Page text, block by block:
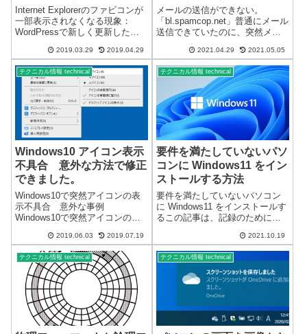
れない
Internet Explorerのファビコンが
一部表示されなくなる現象：
WordPressで新しく更新したサ
Windows10 Internet Explorerの
Favicon表示の不具合は以前から
ありました。...
2019.03.29 2019.04.29
メールの送信ができない。
「bl.spamcop.net」普通にメール
送信できていたのに、突然メー
きなくなることがあります。原
因送信元のメール関連サーバー
がブラックリストに載ってしま
ったため、受信側のメールサー
バー...
2021.04.29 2021.05.05
テクニカル情報 technical
Windows10 アイコン表示
不具合 意外な方法で修正
できました。
Windows10で突然アイコンの表
示不具合 意外な事例
Windows10で突然アイコンの表
わったアイコン↓正常なアイコン
↓ 一般的にアイコン表示不具
合は通常、一旦セーフモードで
起動後、再起動ですぐに修正出
来ま...
2019.06.03 2019.07.19
テクニカル情報 technical
要件を満たしていないパソ
コンに Windows11 をイン
ストールする方法
要件を満たしていないパソコン
に Windows11 をインストールす
るこの記事は、記録のために記
は、サポート対象外になるなど
を理解した上で全て自己責任で
す。今回、Microsoft が公表して
いる 要件を満たして...
2021.10.19
テクニカル情報 technical テクニカル情報 technical